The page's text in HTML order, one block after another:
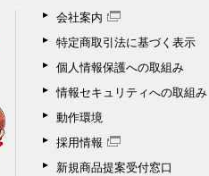
会社案内
特定商取引法に基づく表示
個人情報保護への取組み
情報セキュリティへの取組み
動作環境
採用情報
新規商品提案受付窓口